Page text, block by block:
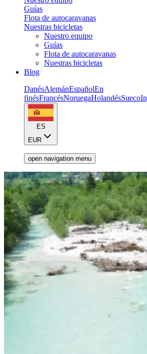
Guías
Flota de autocaravanas
Nuestras bicicletas
Nuestro equipo
Guías
Flota de autocaravanas
Nuestras bicicletas
Blog
DanésAlemánEspañolEn
finésFrancésNoruegaHolandésSueco
ES
EUR
open navigation menu